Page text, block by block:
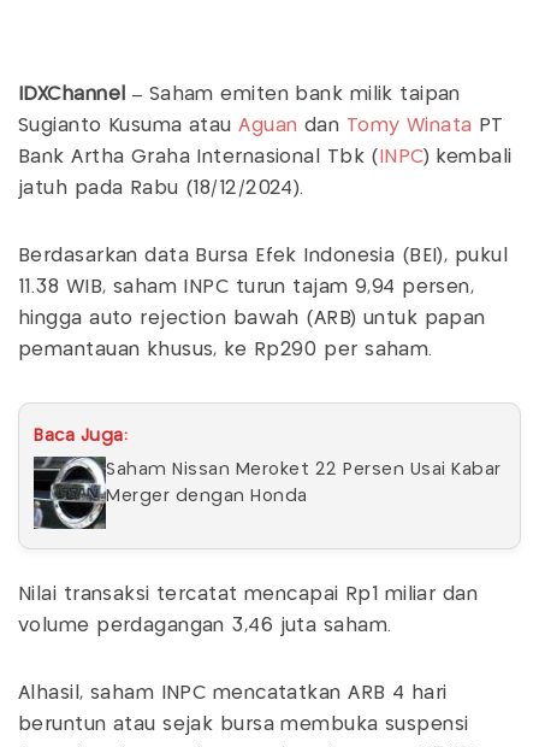
IDXChannel – Saham emiten bank milik taipan
Sugianto Kusuma atauAguan dan Tomy Winata PT
Bank Artha Graha Internasional Tbk ( INPC) kembali
jatuh pada Rabu (18/12/2024).
Berdasarkan data Bursa Efek Indonesia (BEI), pukul
11.38 WIB, saham INPC turun tajam 9,94 persen,
hingga auto rejection bawah (ARB) untuk papan
pemantauan khusus, ke Rp290 per saham.
Baca Juga:
Saham Nissan Meroket 22 Persen Usai Kabar
Merger dengan Honda
Nilai transaksi tercatat mencapai Rp1 miliar dan
volume perdagangan 3,46 juta saham.
Alhasil, saham INPC mencatatkan ARB 4 hari
beruntun atau sejak bursa membuka suspensi